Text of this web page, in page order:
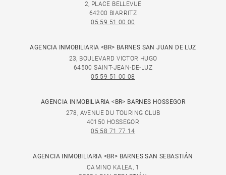
2, PLACE BELLEVUE
64200 BIARRITZ
05 59 51 00 00
AGENCIA INMOBILIARIA <BR> BARNES SAN JUAN DE LUZ
23, BOULEVARD VICTOR HUGO
64500 SAINT-JEAN-DE-LUZ
05 59 51 00 08
AGENCIA INMOBILIARIA <BR> BARNES HOSSEGOR
278, AVENUE DU TOURING CLUB
40150 HOSSEGOR
05 58 71 77 14
AGENCIA INMOBILIARIA <BR> BARNES SAN SEBASTIÁN
CAMINO KALEA, 1